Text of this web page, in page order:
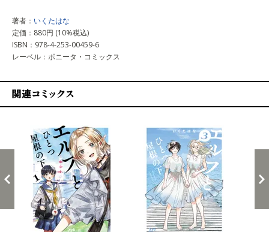
著者： いくたはな
定価：880円 (10%税込)
ISBN：978-4-253-00459-6
レーベル：ボニータ・コミックス